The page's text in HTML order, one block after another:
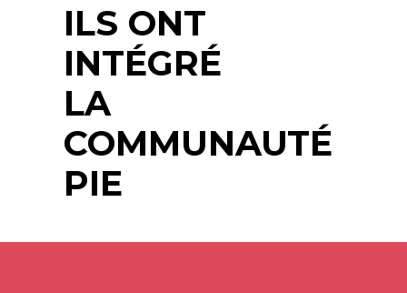
ILS ONT
INTÉGRÉ
LA
COMMUNAUTÉ
PIE